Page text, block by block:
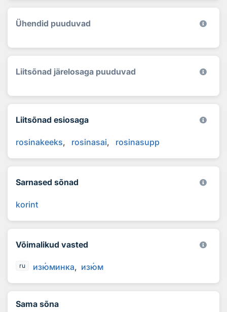
Ühendid puuduvad
Liitsõnad järelosaga puuduvad
Liitsõnad esiosaga
rosinakeeks rosinasai rosinasupp
Sarnased sõnad
korint
Võimalikud vasted
ru изюминка изюм
Sama sõna